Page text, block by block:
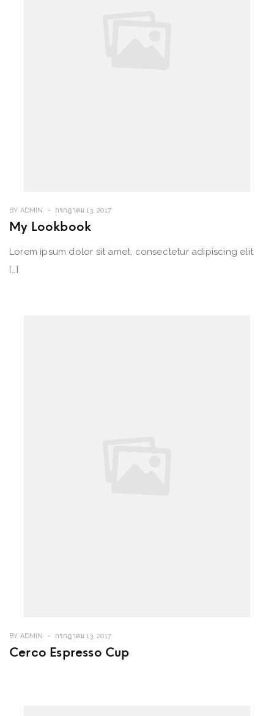
BY ADMIN กรกฎาคม 13, 2017
My Lookbook
Lorem ipsum dolor sit amet, consectetur adipiscing elit
[…]
BY ADMIN กรกฎาคม 13, 2017
Cerco Espresso Cup